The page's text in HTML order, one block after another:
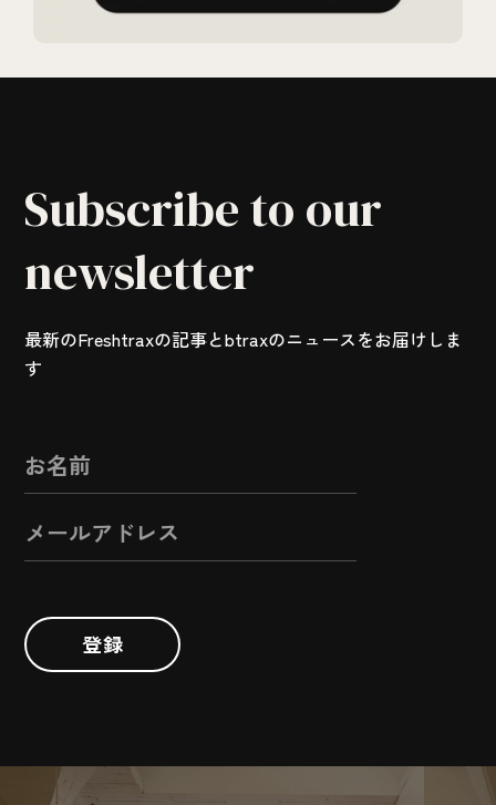
Subscribe to our
newsletter
最新のFreshtraxの記事とbtraxのニュースをお届けしま
す
登録